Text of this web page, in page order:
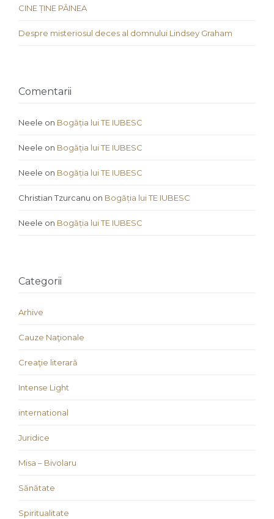
CINE ȚINE PÂINEA
Despre misteriosul deces al domnului Lindsey Graham
Comentarii
Neele on Bogăția lui TE IUBESC
Neele on Bogăția lui TE IUBESC
Neele on Bogăția lui TE IUBESC
Christian Tzurcanu on Bogăția lui TE IUBESC
Neele on Bogăția lui TE IUBESC
Categorii
Arhive
Cauze Naţionale
Creaţie literară
Intense Light
international
Juridice
Misa – Bivolaru
Sănătate
Spiritualitate